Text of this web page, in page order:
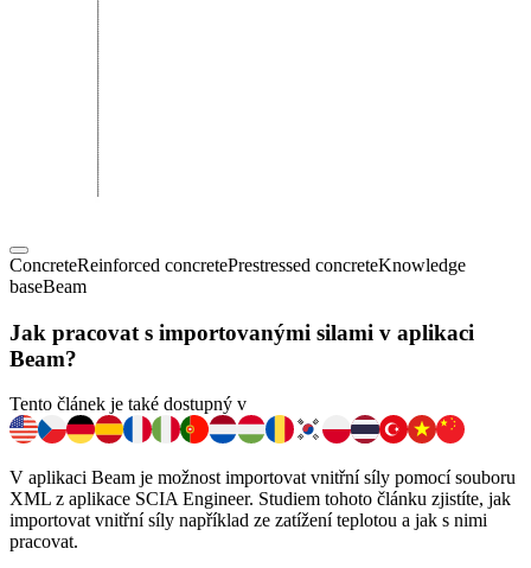
ConcreteReinforced concretePrestressed concreteKnowledge
baseBeam
Jak pracovat s importovanými silami v aplikaci
Beam?
Tento článek je také dostupný v
V aplikaci Beam je možnost importovat vnitřní síly pomocí souboru
XML z aplikace SCIA Engineer. Studiem tohoto článku zjistíte, jak
importovat vnitřní síly například ze zatížení teplotou a jak s nimi
pracovat.